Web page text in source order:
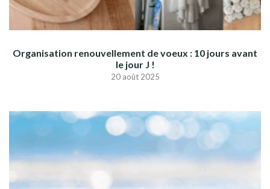
Organisation renouvellement de voeux : 10 jours avant
le jour J !
20 août 2025